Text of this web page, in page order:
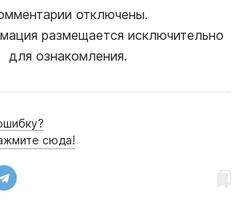
отключены.
размещается исключительно
для ознакомления.
сюда!